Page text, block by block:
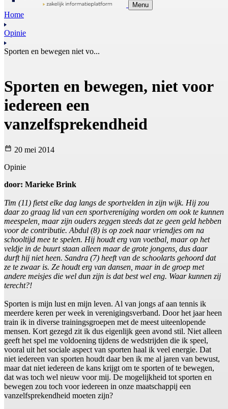
Menu
Home
Opinie
Sporten en bewegen niet vo...
Sporten en bewegen, niet voor
iedereen een
vanzelfsprekendheid
20 mei 2014
Opinie
door: Marieke Brink
Tim (11) fietst elke dag langs de sportvelden in zijn wijk. Hij zou
daar zo graag lid van een sportvereniging worden om ook te kunnen
meespelen, maar zijn ouders zeggen steeds dat ze geen geld hebben
voor de contributie. Abdul (8) is op zoek naar vriendjes om na
schooltijd mee te spelen. Hij houdt erg van voetbal, maar op het
veldje in de buurt staan alleen maar de grote jongens, dus daar
durft hij niet heen. Sandra (7) heeft van de schoolarts gehoord dat
ze te zwaar is. Ze houdt erg van dansen, maar in de groep met
andere meisjes die wel dun zijn is dat best wel eng. Waar kunnen zij
terecht?!
Sporten is mijn lust en mijn leven. Al van jongs af aan tennis ik
meerdere keren per week in verenigingsverband. Door het jaar heen
train ik in diverse trainingsgroepen met de meest uiteenlopende
mensen. Kort gezegd zit ik dus eigenlijk geen avond stil. Niet alleen
geeft het spel me voldoening tijdens de wedstrijden die ik speel,
vooral uit het sociale aspect van sporten haal ik veel energie. Dat
niet iedereen van sporten houdt daar ben ik me al jaren van bewust,
maar dat niet iedereen de kans krijgt om te sporten of te bewegen,
dat was toch wel nieuw voor mij. De mogelijkheid tot sporten en
bewegen zou toch voor iedereen in onze maatschappij een
vanzelfsprekendheid moeten zijn?